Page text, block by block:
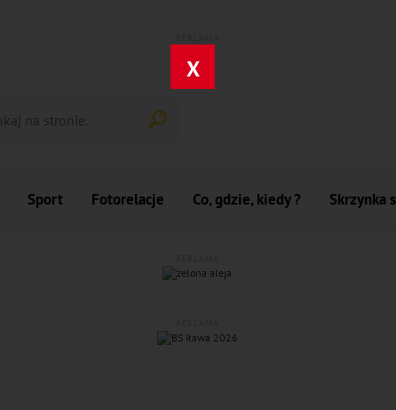
X
Sport Fotorelacje Co, gdzie, kiedy ? Skrzynka